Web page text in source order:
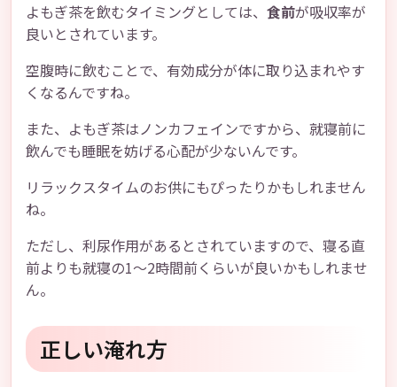
よもぎ茶を飲むタイミングとしては、 食前が吸収率が
良いとされています。
空腹時に飲むことで、有効成分が体に取り込まれやす
くなるんですね。
また、よもぎ茶はノンカフェインですから、就寝前に
飲んでも睡眠を妨げる心配が少ないんです。
リラックスタイムのお供にもぴったりかもしれません
ね。
ただし、利尿作用があるとされていますので、寝る直
前よりも就寝の1〜2時間前くらいが良いかもしれませ
ん。
正しい淹れ方